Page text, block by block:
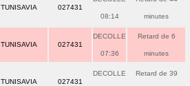
TUNISAVIA 027431
08:14 minutes
TUNISAVIA 027431
DECOLLE
07:36
Retard de 6
minutes
TUNISAVIA 027431
DECOLLE Retard de 39